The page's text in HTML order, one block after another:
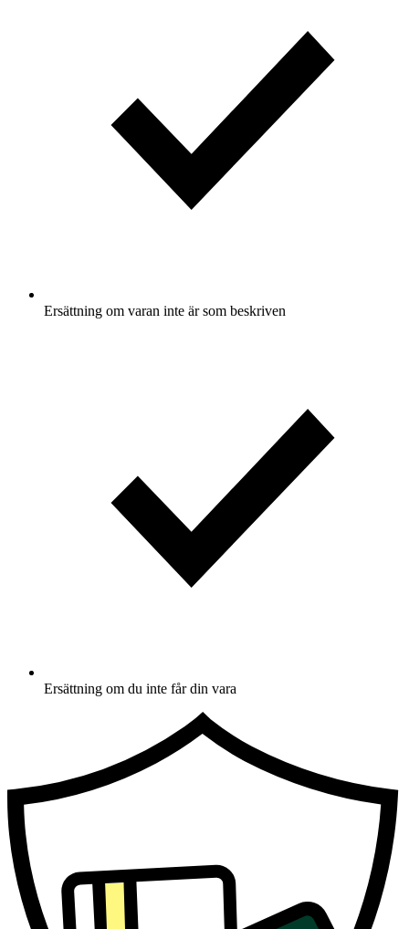
Ersättning om varan inte är som beskriven
Ersättning om du inte får din vara